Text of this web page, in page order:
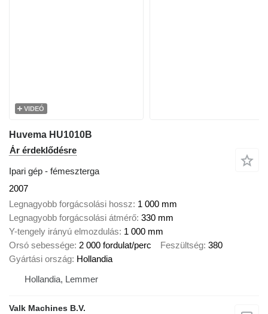
VIDEÓ
Huvema HU1010B
Ár érdeklődésre
Ipari gép - fémeszterga
2007
Legnagyobb forgácsolási hossz 1 000 mm
Legnagyobb forgácsolási átmérő 330 mm
Y-tengely irányú elmozdulás 1 000 mm
Orsó sebessége 2 000 fordulat/perc Feszültség 380
Gyártási ország Hollandia
Hollandia, Lemmer
Valk Machines B.V.